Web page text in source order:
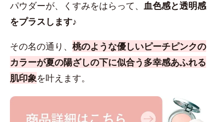
パウダーが、くすみをはらって、 血色感と透明感
をプラスします♪
その名の通り、 桃のような優しいピーチピンクの
カラーが夏の陽ざしの下に似合う多幸感あふれる
肌印象を叶えます。